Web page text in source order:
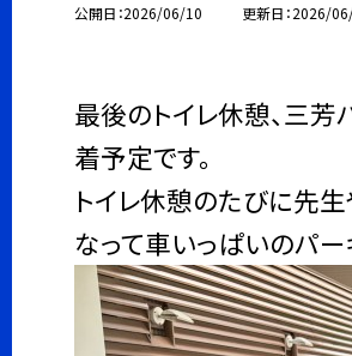
公開日 2026/06/10 更新日 2026/
最後のトイレ休憩、三
着予定です。
トイレ休憩のたびに先
なって車いっぱいのパ